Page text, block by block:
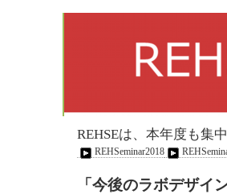
REHSEは、本年度も集
REHSeminar2018
「今後のラボデザイ